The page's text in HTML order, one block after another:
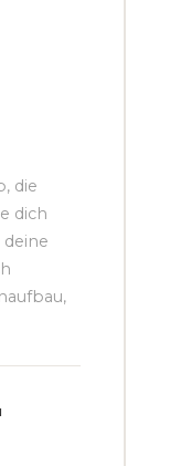
die
dich
deine